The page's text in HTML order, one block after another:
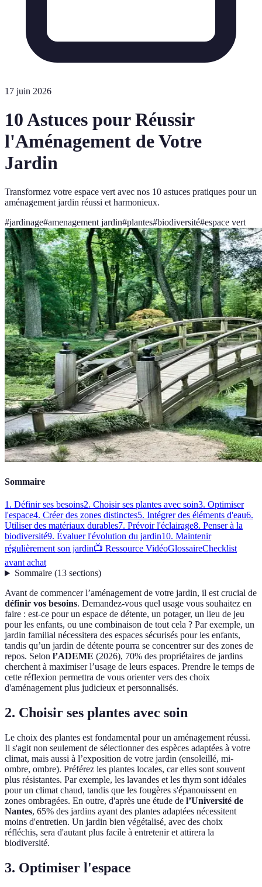
17 juin 2026
10 Astuces pour Réussir
l'Aménagement de Votre
Jardin
Transformez votre espace vert avec nos 10 astuces pratiques pour un
aménagement jardin réussi et harmonieux.
#jardinage#amenagement jardin#plantes#biodiversité#espace vert
Sommaire
1. Définir ses besoins2. Choisir ses plantes avec soin3. Optimiser
l'espace4. Créer des zones distinctes5. Intégrer des éléments d'eau6.
Utiliser des matériaux durables7. Prévoir l'éclairage8. Penser à la
biodiversité9. Évaluer l'évolution du jardin10. Maintenir
régulièrement son jardin📺 Ressource VidéoGlossaireChecklist
avant achat
Sommaire(13 sections)
Avant de commencer l’aménagement de votre jardin, il est crucial de
définir vos besoins. Demandez-vous quel usage vous souhaitez en
faire : est-ce pour un espace de détente, un potager, un lieu de jeu
pour les enfants, ou une combinaison de tout cela ? Par exemple, un
jardin familial nécessitera des espaces sécurisés pour les enfants,
tandis qu’un jardin de détente pourra se concentrer sur des zones de
repos. Selon l’ADEME (2026), 70% des propriétaires de jardins
cherchent à maximiser l’usage de leurs espaces. Prendre le temps de
cette réflexion permettra de vous orienter vers des choix
d'aménagement plus judicieux et personnalisés.
2. Choisir ses plantes avec soin
Le choix des plantes est fondamental pour un aménagement réussi.
Il s'agit non seulement de sélectionner des espèces adaptées à votre
climat, mais aussi à l’exposition de votre jardin (ensoleillé, mi-
ombre, ombre). Préférez les plantes locales, car elles sont souvent
plus résistantes. Par exemple, les lavandes et les thym sont idéales
pour un climat chaud, tandis que les fougères s'épanouissent en
zones ombragées. En outre, d'après une étude de l’Université de
Nantes, 65% des jardins ayant des plantes adaptées nécessitent
moins d'entretien. Un jardin bien végétalisé, avec des choix
réfléchis, sera d'autant plus facile à entretenir et attirera la
biodiversité.
3. Optimiser l'espace